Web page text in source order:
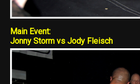
Main Event:
Jonny Storm vs Jody Fleisch